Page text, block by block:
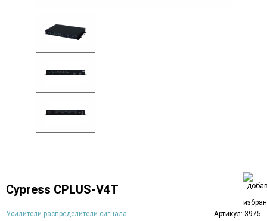
Cypress CPLUS-V4T
Усилители-распределители сигнала Артикул: 3975